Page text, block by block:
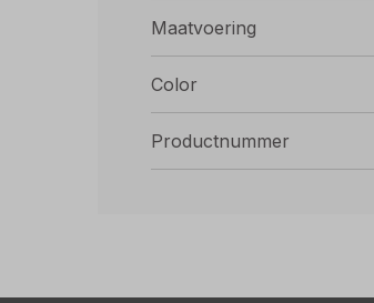
Maatvoering
Color
Productnummer